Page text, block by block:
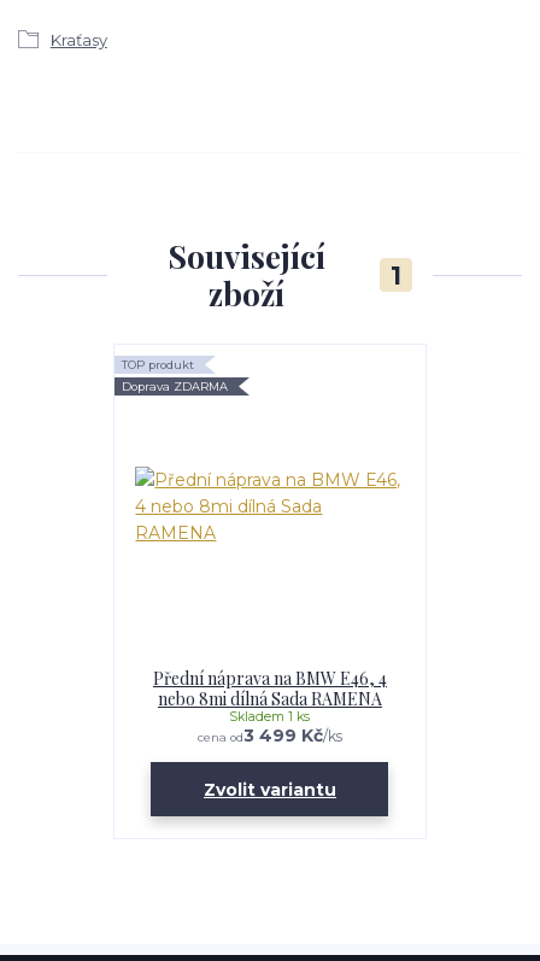
Kraťasy
Související
zboží
1
TOP produkt
Doprava ZDARMA
Přední náprava na BMW E46, 4
nebo 8mi dílná Sada RAMENA
cena od3 499 Kč/ks
Skladem 1 ks
Zvolit variantu